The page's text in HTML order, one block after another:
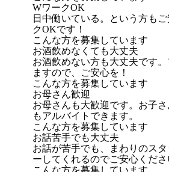
WワークOK
日中働いている。という方も
クOKです！
こんな方を募集しています
お酒飲めなくても大丈夫
お酒飲めない方も大丈夫です
ますので、ご安心を！
こんな方を募集しています
お母さん歓迎
お母さんも大歓迎です。お子
もアルバイトできます。
こんな方を募集しています
お話苦手でも大丈夫
お話が苦手でも、まわりのス
ーしてくれるのでご安心くださ
こんな方を募集しています